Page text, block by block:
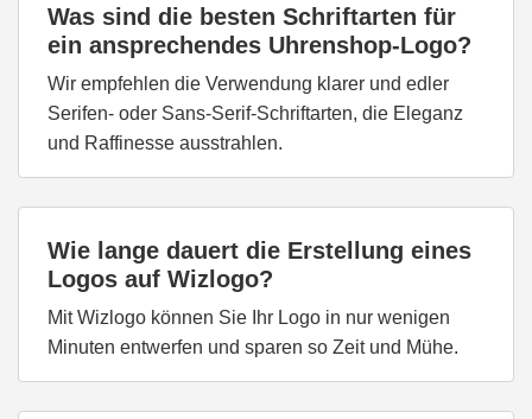
Was sind die besten Schriftarten für
ein ansprechendes Uhrenshop-Logo?
Wir empfehlen die Verwendung klarer und edler
Serifen- oder Sans-Serif-Schriftarten, die Eleganz
und Raffinesse ausstrahlen.
Wie lange dauert die Erstellung eines
Logos auf Wizlogo?
Mit Wizlogo können Sie Ihr Logo in nur wenigen
Minuten entwerfen und sparen so Zeit und Mühe.